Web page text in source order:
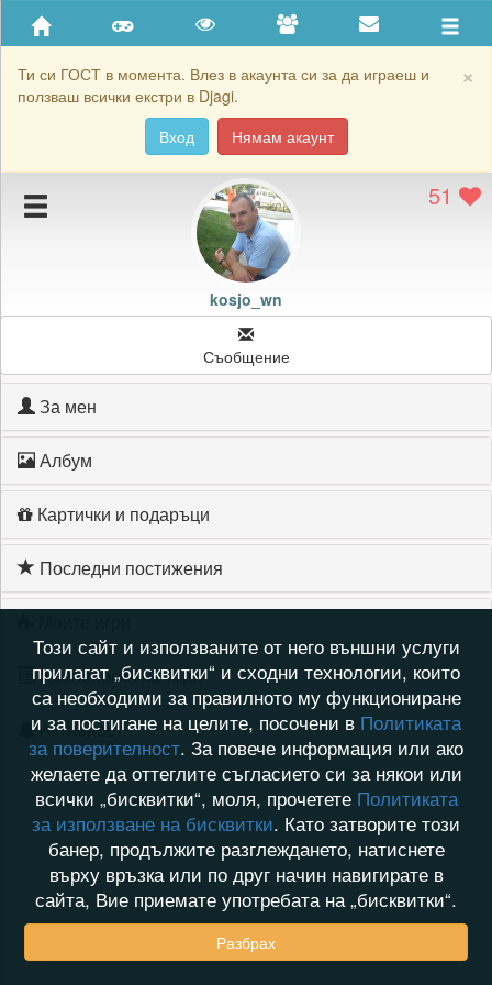
×
Ти си ГОСТ в момента. Влез в акаунта си за да играеш и
ползваш всички екстри в Djagi.
Вход
Нямам акаунт
Приятели
Хронология на игри
Подаръците на kosjo_wn
Картичките на kosjo_wn
51
kosjo_wn
Съобщение
За мен
Албум
Картички и подаръци
Последни постижения
Хронология на игри
Активност
Този сайт и използваните от него външни услуги
прилагат „бисквитки“ и сходни технологии, които
са необходими за правилното му функциониране
и за постигане на целите, посочени в Политиката
за поверителност. За повече информация или ако
желаете да оттеглите съгласието си за някои или
всички „бисквитки“, моля, прочетете Политиката
за използване на бисквитки. Като затворите този
банер, продължите разглеждането, натиснете
върху връзка или по друг начин навигирате в
сайта, Вие приемате употребата на „бисквитки“.
Разбрах